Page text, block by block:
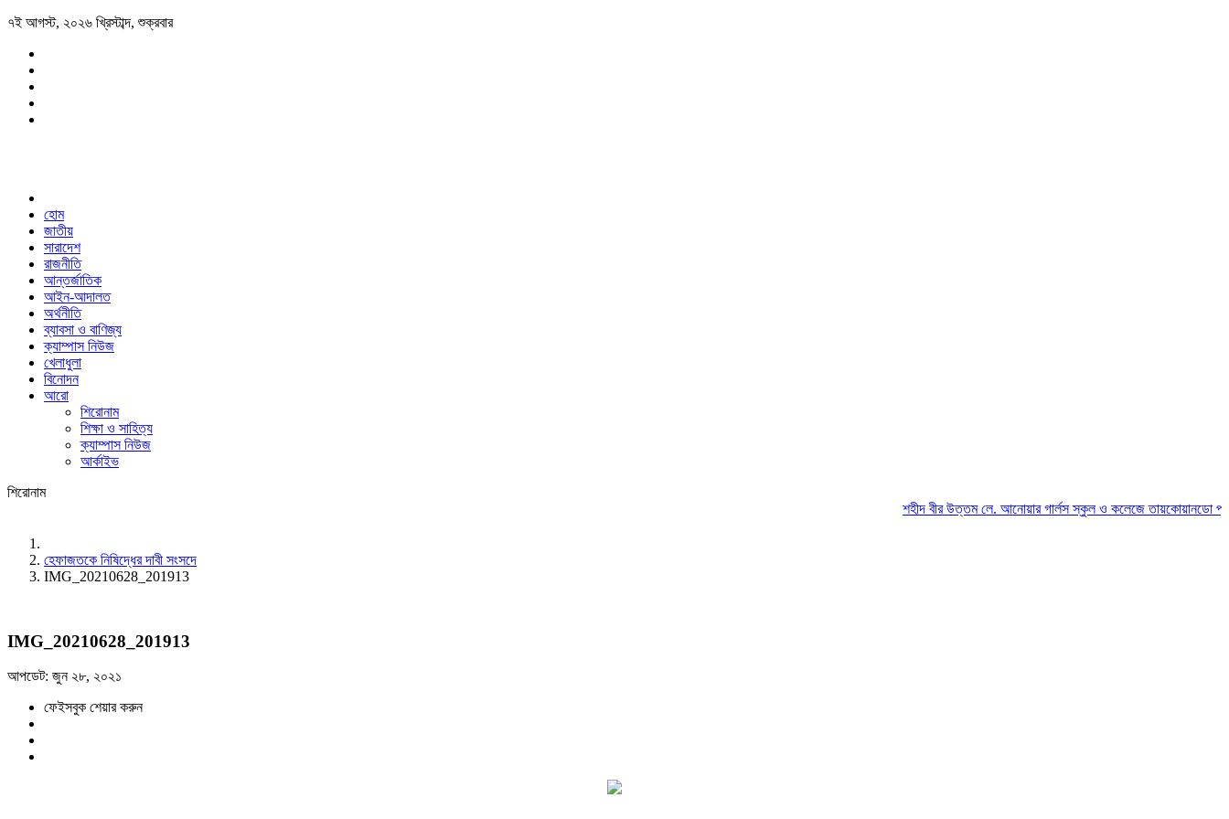
৭ই আগস্ট, ২০২৬ খ্রিস্টাব্দ, শুক্রবার
হোম
জাতীয়
সারাদেশ
রাজনীতি
আন্তর্জাতিক
আইন-আদালত
অর্থনীতি
ব্যাবসা ও বাণিজ্য
ক্যাম্পাস নিউজ
খেলাধুলা
বিনোদন
আরো
শিরোনাম
শিক্ষা ও সাহিত্য
ক্যাম্পাস নিউজ
আর্কাইভ
শিরোনাম
শহীদ বীর উত্তম লে. আনোয়ার গার্লস স্কুল ও কলেজে তায়কোয়ানডো
হেফাজতকে নিষিদ্ধের দাবী সংসদে
IMG_20210628_201913
IMG_20210628_201913
আপডেট: জুন ২৮, ২০২১
ফেইসবুক শেয়ার করুন